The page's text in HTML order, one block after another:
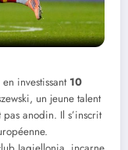
investissant 10
un jeune talent
pas anodin. Il s’inscrit